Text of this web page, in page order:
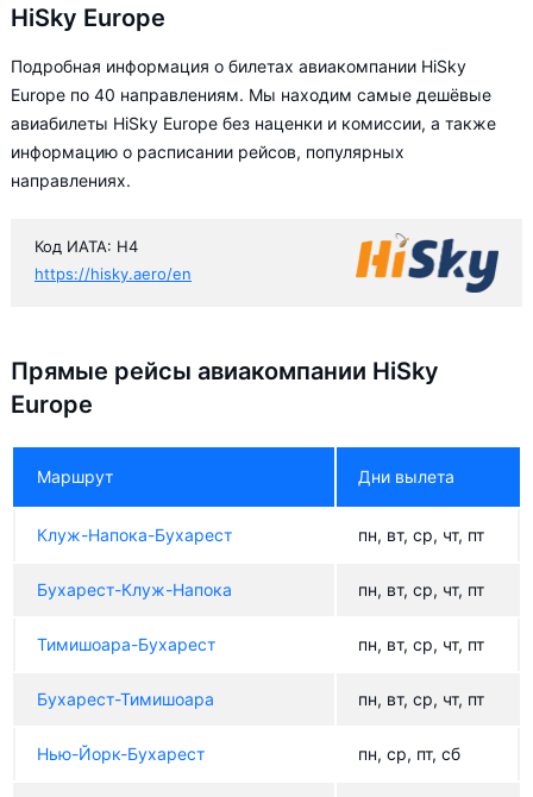
HiSky Europe
Подробная информация о билетах авиакомпании HiSky
Europe по 40 направлениям. Мы находим самые дешёвые
авиабилеты HiSky Europe без наценки и комиссии, а также
информацию о расписании рейсов, популярных
направлениях.
Код ИАТА: H4
https://hisky.aero/en
Прямые рейсы авиакомпании HiSky
Europe
Маршрут Дни вылета
Клуж-Напока-Бухарест пн, вт, ср, чт, пт
Бухарест-Клуж-Напока пн, вт, ср, чт, пт
Тимишоара-Бухарест пн, вт, ср, чт, пт
Бухарест-Тимишоара пн, вт, ср, чт, пт
Нью-Йорк-Бухарест пн, ср, пт, сб